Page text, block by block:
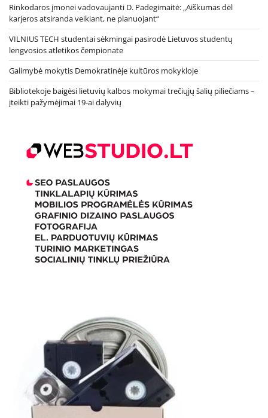
Rinkodaros įmonei vadovaujanti D. Padegimaitė: „Aiškumas dėl
karjeros atsiranda veikiant, ne planuojant“
VILNIUS TECH studentai sėkmingai pasirodė Lietuvos studentų
lengvosios atletikos čempionate
Galimybė mokytis Demokratinėje kultūros mokykloje
Bibliotekoje baigėsi lietuvių kalbos mokymai trečiųjų šalių piliečiams –
įteikti pažymėjimai 19-ai dalyvių